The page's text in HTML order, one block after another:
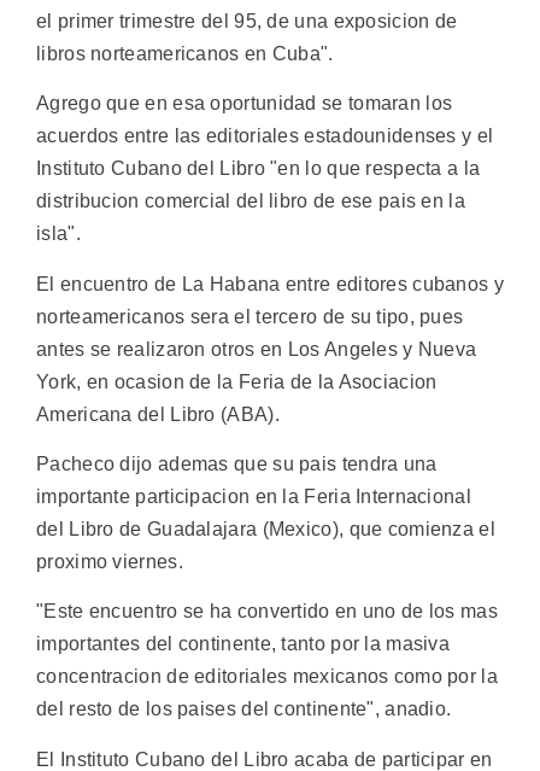
el primer trimestre del 95, de una exposicion de
libros norteamericanos en Cuba".
Agrego que en esa oportunidad se tomaran los
acuerdos entre las editoriales estadounidenses y el
Instituto Cubano del Libro "en lo que respecta a la
distribucion comercial del libro de ese pais en la
isla".
El encuentro de La Habana entre editores cubanos y
norteamericanos sera el tercero de su tipo, pues
antes se realizaron otros en Los Angeles y Nueva
York, en ocasion de la Feria de la Asociacion
Americana del Libro (ABA).
Pacheco dijo ademas que su pais tendra una
importante participacion en la Feria Internacional
del Libro de Guadalajara (Mexico), que comienza el
proximo viernes.
"Este encuentro se ha convertido en uno de los mas
importantes del continente, tanto por la masiva
concentracion de editoriales mexicanos como por la
del resto de los paises del continente", anadio.
El Instituto Cubano del Libro acaba de participar en